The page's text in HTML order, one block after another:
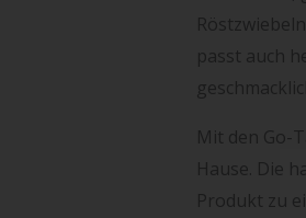
passt auch
Mit den Go-
Hause. Die
Produkt zu